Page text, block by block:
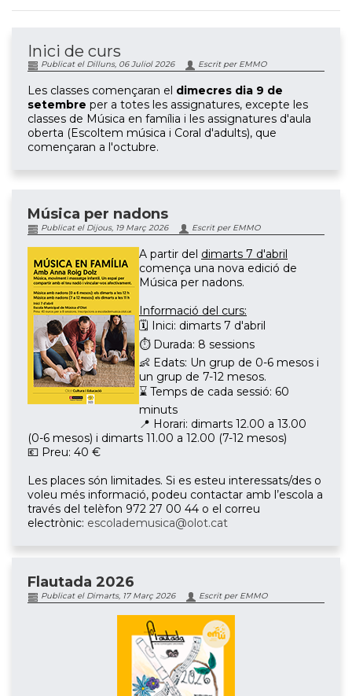
Inici de curs
Publicat el Dilluns, 06 Juliol 2026 Escrit per EMMO
Les classes començaran el dimecres dia 9 de
setembre per a totes les assignatures, excepte les
classes de Música en família i les assignatures d'aula
oberta (Escoltem música i Coral d'adults), que
començaran a l'octubre.
Música per nadons
Publicat el Dijous, 19 Març 2026 Escrit per EMMO
A partir del dimarts 7 d'abril
comença una nova edició de
Música per nadons.
Informació del curs:
🗓 Inici: dimarts 7 d'abril
⏱ Durada: 8 sessions
👶 Edats: Un grup de 0-6 mesos i
un grup de 7-12 mesos.
⌛ Temps de cada sessió: 60
minuts
📍 Horari: dimarts 12.00 a 13.00
(0-6 mesos) i dimarts 11.00 a 12.00 (7-12 mesos)
💶 Preu: 40 €
Les places són limitades. Si es esteu interessats/des o
voleu més informació, podeu contactar amb l’escola a
través del telèfon 972 27 00 44 o el correu
electrònic: escolademusica@olot.cat
Flautada 2026
Publicat el Dimarts, 17 Març 2026 Escrit per EMMO